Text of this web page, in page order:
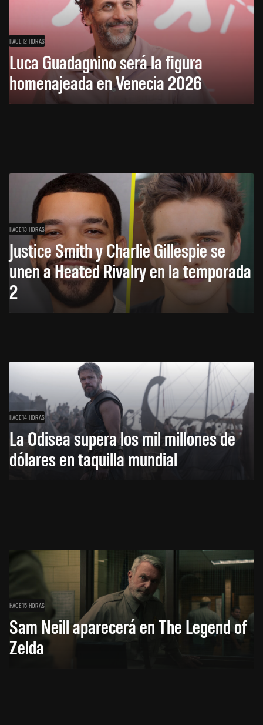
HACE 12 HORAS
Luca Guadagnino será la figura
homenajeada en Venecia 2026
HACE 13 HORAS
Justice Smith y Charlie Gillespie se
unen a Heated Rivalry en la temporada
2
HACE 14 HORAS
La Odisea supera los mil millones de
dólares en taquilla mundial
HACE 15 HORAS
Sam Neill aparecerá en The Legend of
Zelda